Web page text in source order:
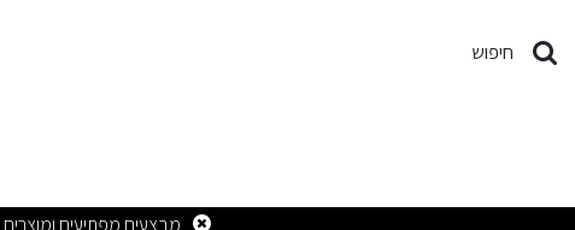
סרט סאטן YAMA סקארלט – אדום עמוק בוהק
חיפוש